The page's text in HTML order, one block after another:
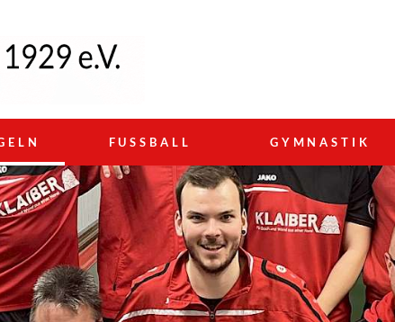
FUSSBALL GYMNASTIK